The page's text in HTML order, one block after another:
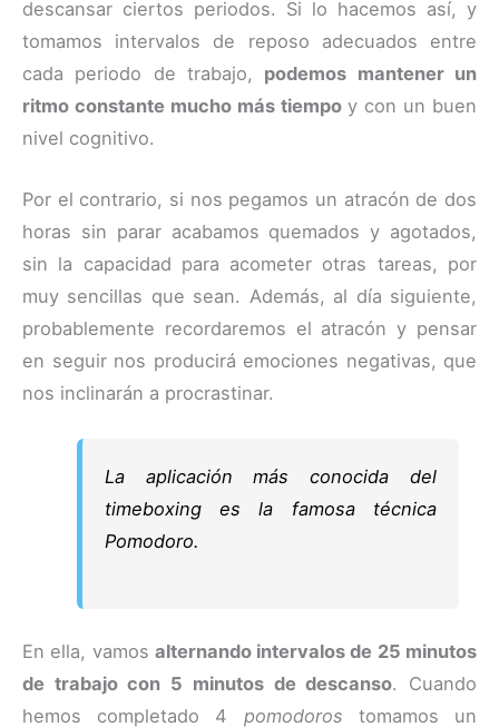
descansar ciertos periodos. Si lo hacemos así, y
tomamos intervalos de reposo adecuados entre
cada periodo de trabajo, podemos mantener un
ritmo constante mucho más tiempoy con un buen
nivel cognitivo.
Por el contrario, si nos pegamos un atracón de dos
horas sin parar acabamos quemados y agotados,
sin la capacidad para acometer otras tareas, por
muy sencillas que sean. Además, al día siguiente,
probablemente recordaremos el atracón y pensar
en seguir nos producirá emociones negativas, que
nos inclinarán a procrastinar.
La aplicación más conocida del
timeboxinges la famosa técnica
Pomodoro.
En ella, vamos alternando intervalos de 25 minutos
de trabajo con 5 minutos de descanso. Cuando
hemos completado 4 pomodoros tomamos un